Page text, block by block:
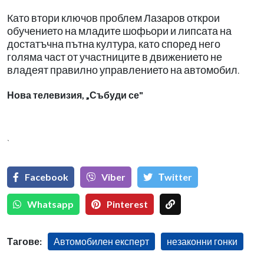
Като втори ключов проблем Лазаров открои
обучението на младите шофьори и липсата на
достатъчна пътна култура, като според него
голяма част от участниците в движението не
владеят правилно управлението на автомобил.
Нова телевизия, „Събуди се"
`
Facebook Viber Тwitter
Whatsapp Pinterest
Тагове: Автомобилен експерт незаконни гонки